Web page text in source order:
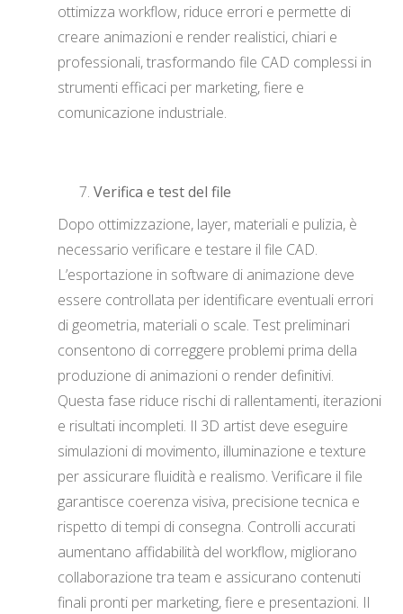
ottimizza workflow, riduce errori e permette di
creare animazioni e render realistici, chiari e
professionali, trasformando file CAD complessi in
strumenti efficaci per marketing, fiere e
comunicazione industriale.
Verifica e test del file
Dopo ottimizzazione, layer, materiali e pulizia, è
necessario verificare e testare il file CAD.
L’esportazione in software di animazione deve
essere controllata per identificare eventuali errori
di geometria, materiali o scale. Test preliminari
consentono di correggere problemi prima della
produzione di animazioni o render definitivi.
Questa fase riduce rischi di rallentamenti, iterazioni
e risultati incompleti. Il 3D artist deve eseguire
simulazioni di movimento, illuminazione e texture
per assicurare fluidità e realismo. Verificare il file
garantisce coerenza visiva, precisione tecnica e
rispetto di tempi di consegna. Controlli accurati
aumentano affidabilità del workflow, migliorano
collaborazione tra team e assicurano contenuti
finali pronti per marketing, fiere e presentazioni. Il